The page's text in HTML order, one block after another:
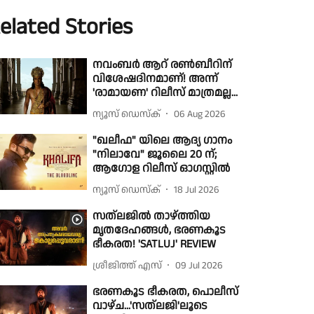
Stories
നവംബർ ആറ് രൺബീറിന്
വിശേഷദിനമാണ്! അന്ന്
'രാമായണ' റിലീസ് മാത്രമല്ല...
ന്യൂസ് ഡെസ്ക് 06 Aug 2026
"ഖലീഫ" യിലെ ആദ്യ ഗാനം
"നിലാവേ" ജൂലൈ 20 ന്;
ആഗോള റിലീസ് ഓഗസ്റ്റിൽ
ന്യൂസ് ഡെസ്ക് 18 Jul 2026
സത്ലജിൽ താഴ്ത്തിയ
മൃതദേഹങ്ങൾ, ഭരണകൂട
ഭീകരത! 'SATLUJ' REVIEW
ശ്രീജിത്ത് എസ് 09 Jul 2026
ഭരണകൂട ഭീകരത, പൊലീസ്
വാഴ്ച...'സത്‌ലജി'ലൂടെ